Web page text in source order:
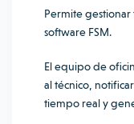
Permite gestionar
software FSM.
El equipo de
al técnico,
tiempo real y